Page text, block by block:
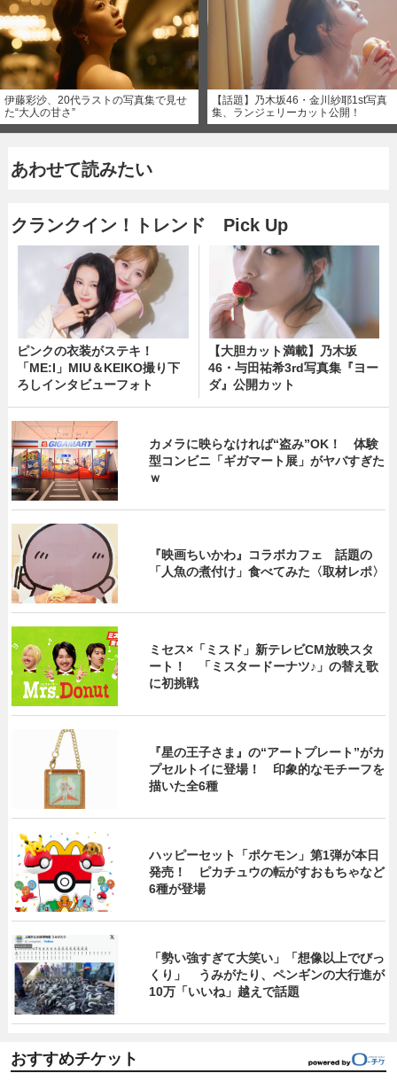
伊藤彩沙、20代ラストの写真集で見せ
た“大人の甘さ”
【話題】乃木坂46・金川紗耶1st写真
集、ランジェリーカット公開！
あわせて読みたい
クランクイン！トレンド Pick Up
ピンクの衣装がステキ！
「ME:I」MIU＆KEIKO撮り下
ろしインタビューフォト
【大胆カット満載】乃木坂
46・与田祐希3rd写真集『ヨー
ダ』公開カット
カメラに映らなければ“盗み”OK！ 体験
型コンビニ「ギガマート展」がヤバすぎた
ｗ
『映画ちいかわ』コラボカフェ 話題の
「人魚の煮付け」食べてみた〈取材レポ〉
ミセス×「ミスド」新テレビCM放映スタ
ート！ 「ミスタードーナツ♪」の替え歌
に初挑戦
『星の王子さま』の“アートプレート”がカ
プセルトイに登場！ 印象的なモチーフを
描いた全6種
ハッピーセット「ポケモン」第1弾が本日
発売！ ピカチュウの転がすおもちゃなど
6種が登場
「勢い強すぎて大笑い」「想像以上でびっ
くり」 うみがたり、ペンギンの大行進が
10万「いいね」越えで話題
おすすめチケット